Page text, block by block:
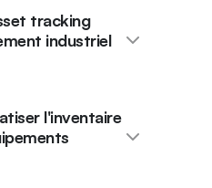
tracking
industriel
l'inventaire